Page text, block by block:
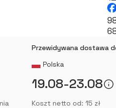
Przewidywana dostawa
Polska
19.08-23.08
Koszt netto od: 15 zł